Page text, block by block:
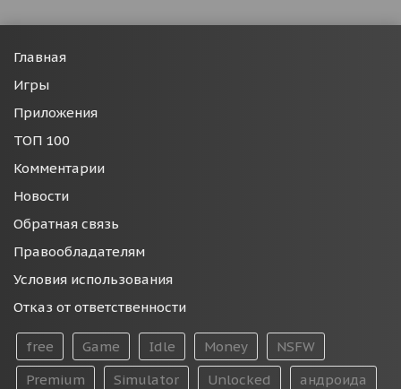
Главная
Игры
Приложения
ТОП 100
Комментарии
Новости
Обратная связь
Правообладателям
Условия использования
Отказ от ответственности
free Game Idle Money
NSFW
Premium
Simulator Unlocked
андроида